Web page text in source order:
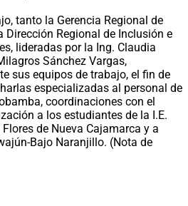
tanto la Gerencia Regional de
Dirección Regional de Inclusión e
lideradas por la Ing. Claudia
Sánchez Vargas,
sus equipos de trabajo, el fin de
especializadas al personal de
coordinaciones con el
a los estudiantes de la I.E.
de Nueva Cajamarca y a
Bajo Naranjillo. (Nota de